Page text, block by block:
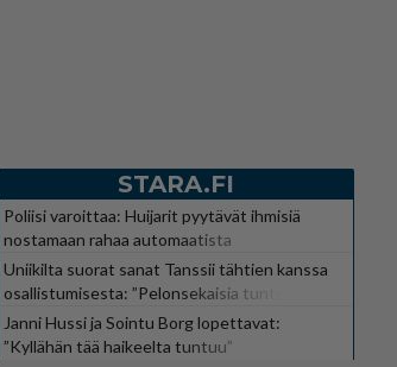
STARA.FI
Poliisi varoittaa: Huijarit pyytävät ihmisiä
nostamaan rahaa automaatista
Uniikilta suorat sanat Tanssii tähtien kanssa
osallistumisesta: ”Pelonsekaisia tunteita”
Janni Hussi ja Sointu Borg lopettavat:
”Kyllähän tää haikeelta tuntuu”